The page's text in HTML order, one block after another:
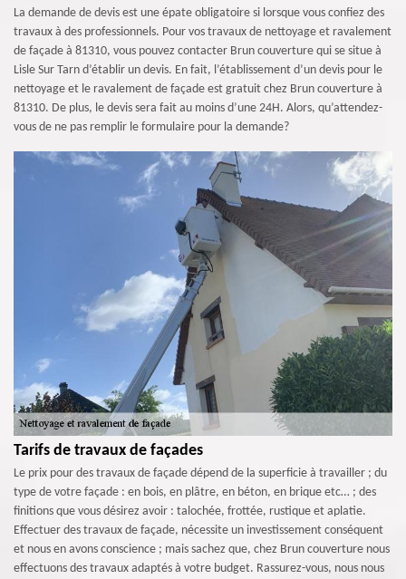
La demande de devis est une épate obligatoire si lorsque vous confiez des
travaux à des professionnels. Pour vos travaux de nettoyage et ravalement
de façade à 81310, vous pouvez contacter Brun couverture qui se situe à
Lisle Sur Tarn d’établir un devis. En fait, l’établissement d’un devis pour le
nettoyage et le ravalement de façade est gratuit chez Brun couverture à
81310. De plus, le devis sera fait au moins d’une 24H. Alors, qu’attendez-
vous de ne pas remplir le formulaire pour la demande?
Tarifs de travaux de façades
Le prix pour des travaux de façade dépend de la superficie à travailler ; du
type de votre façade : en bois, en plâtre, en béton, en brique etc… ; des
finitions que vous désirez avoir : talochée, frottée, rustique et aplatie.
Effectuer des travaux de façade, nécessite un investissement conséquent
et nous en avons conscience ; mais sachez que, chez Brun couverture nous
effectuons des travaux adaptés à votre budget. Rassurez-vous, nous nous